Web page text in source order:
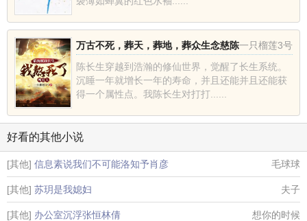
一只榴莲3号
万古不死，葬天，葬地，葬众生念慈陈
长生
陈长生穿越到浩瀚的修仙世界，觉醒了长生系统。
沉睡一年就增长一年的寿命，并且还能并且还能获
得一个属性点。我陈长生对打打......
好看的其他小说
[其他] 信息素说我们不可能洛知予肖彦 毛球球
[其他] 苏玥是我媳妇 夫子
[其他] 办公室沉浮张恒林倩 想你的时候